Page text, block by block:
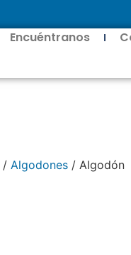
Encuéntranos
/ Algodones / Algodón